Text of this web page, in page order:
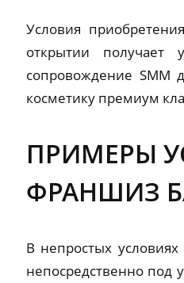
Условия
открытии получает
сопровождение SMM
косметику премиум
ПРИМЕРЫ
ФРАНШИЗ
В непростых
непосредственно под